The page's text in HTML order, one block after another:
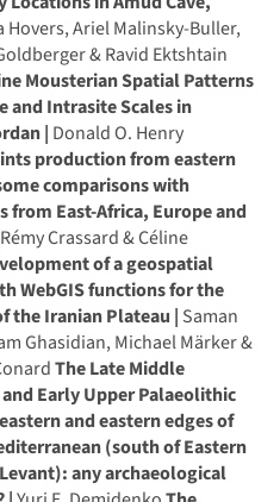
Hovers, Ariel Malinsky-Buller,
& Ravid Ektshtain
Mousterian Spatial Patterns
and Intrasite Scales in
| Donald O. Henry
production from eastern
comparisons with
from East-Africa, Europe and
Rémy Crassard & Céline
of a geospatial
WebGIS functions for the
the Iranian Plateau | Saman
Ghasidian, Michael Märker &
The Late Middle
Early Upper Palaeolithic
and eastern edges of
(south of Eastern
any archaeological